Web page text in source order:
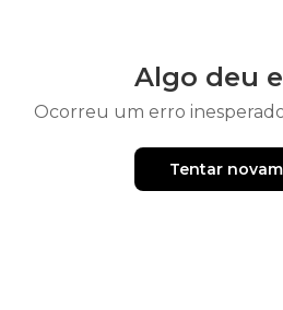
Algo deu
Ocorreu um erro
Tentar